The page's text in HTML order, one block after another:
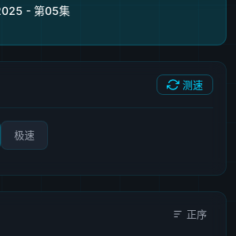
- 第05集
测速
极速
正序